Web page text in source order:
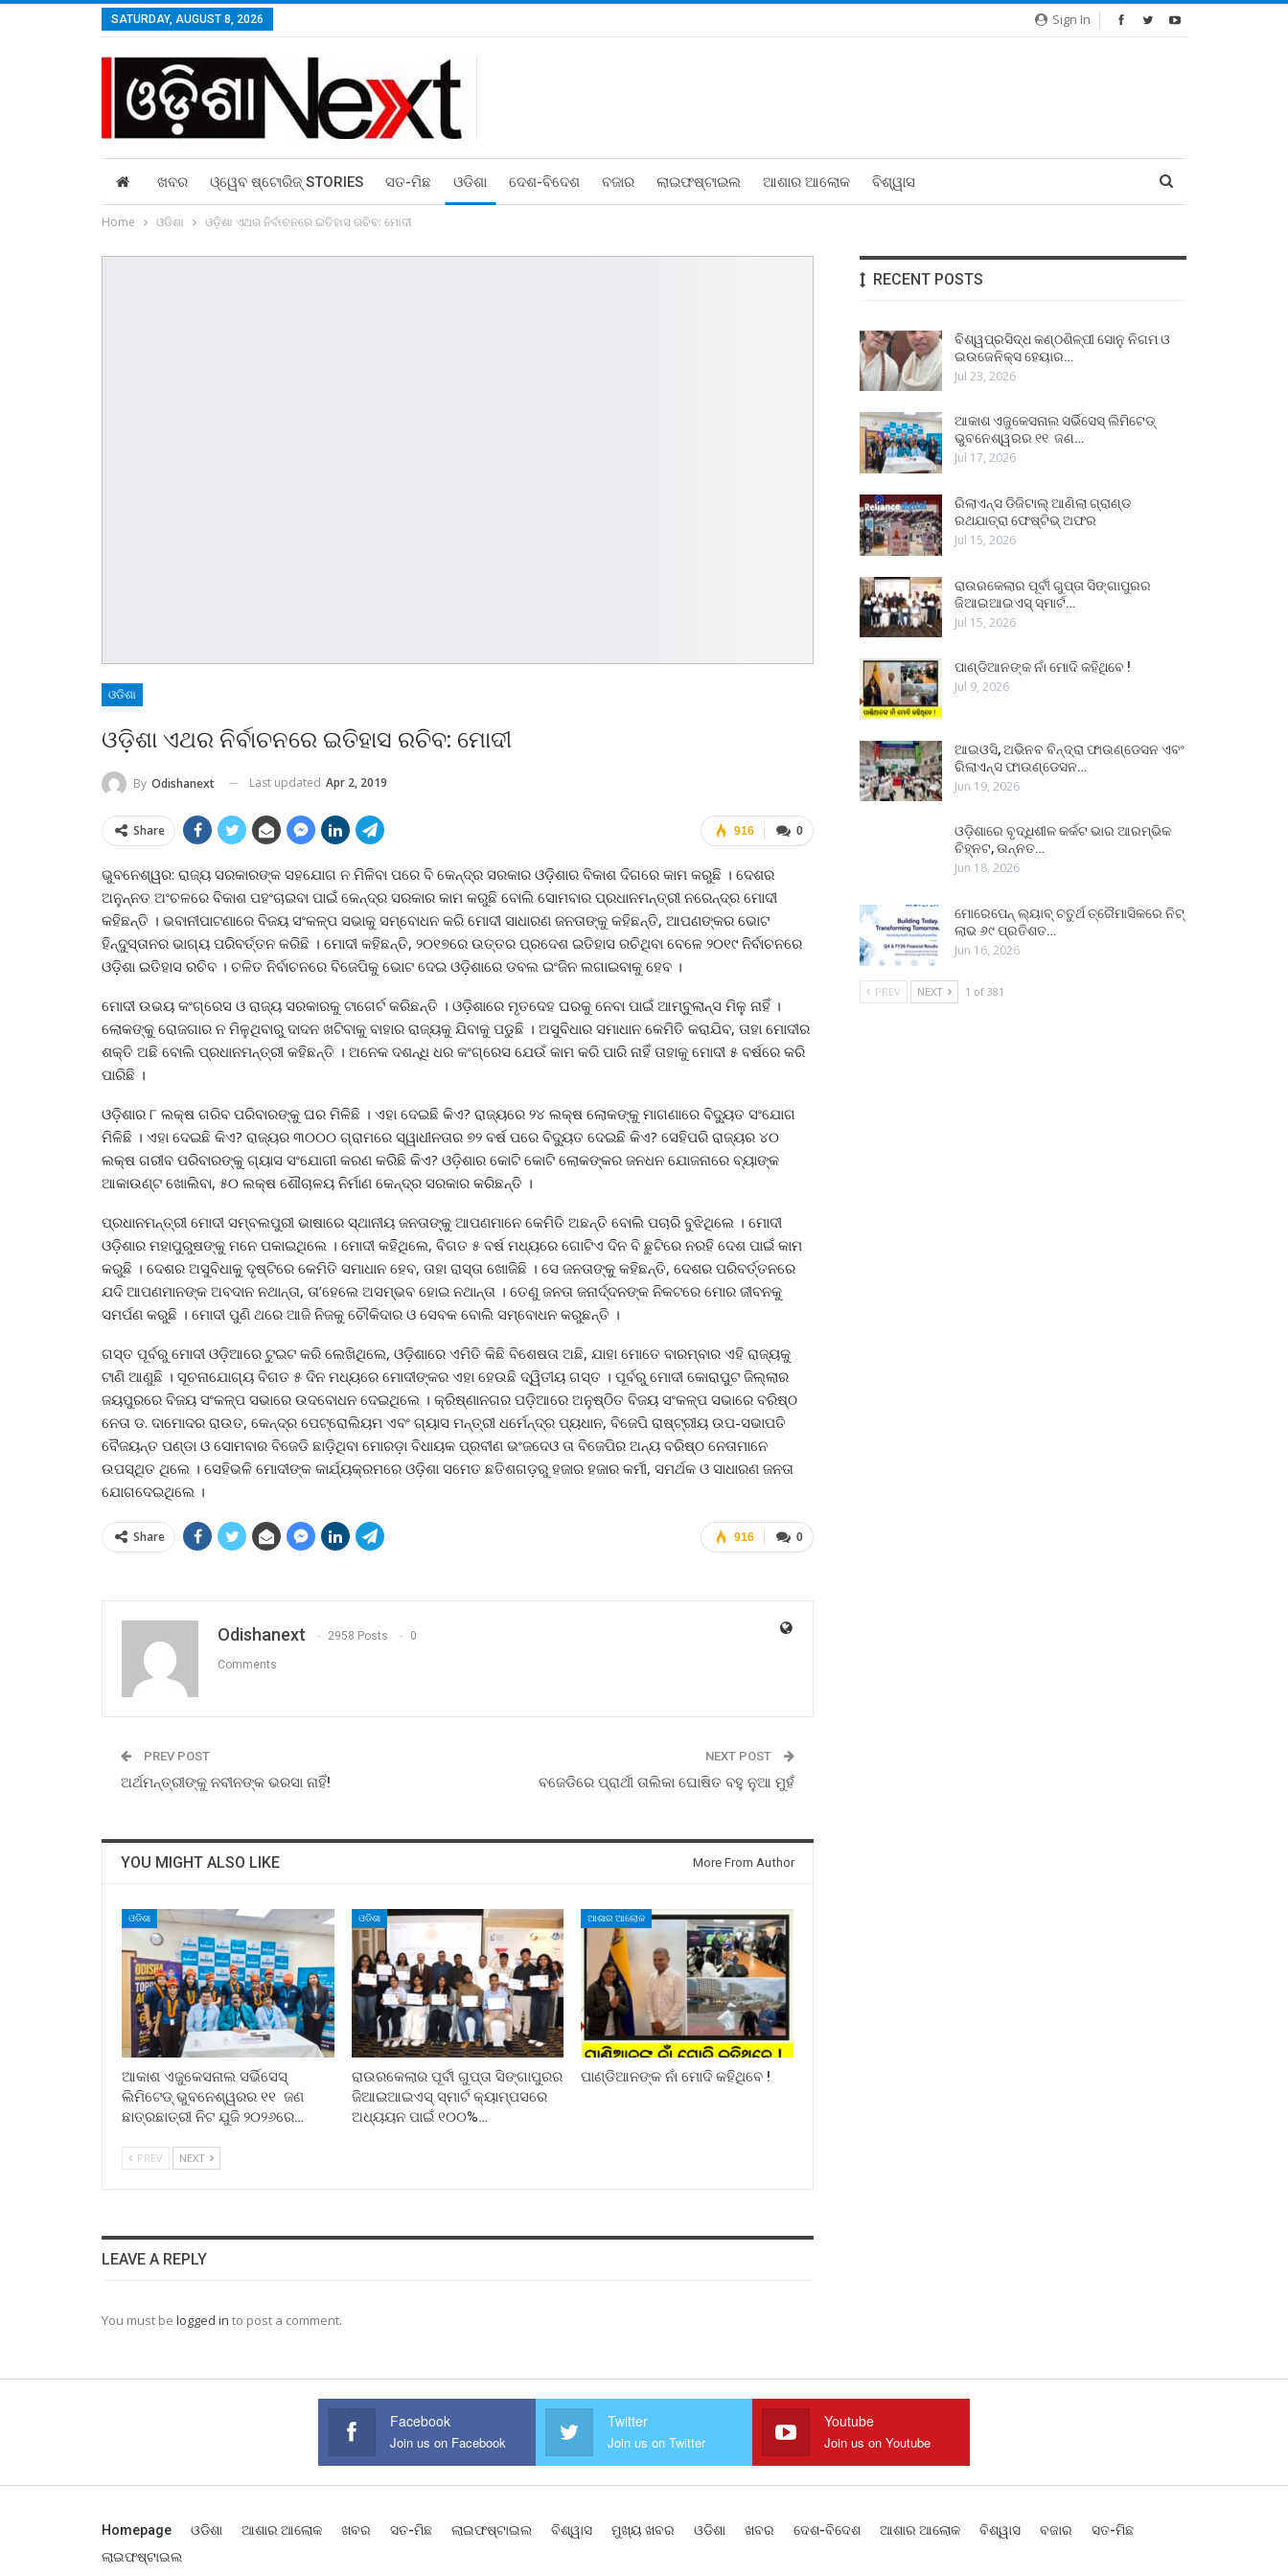
Sign In
SATURDAY, AUGUST 8, 2026
ଖବର ଓ୍ୱେବ ଷ୍ଟୋରିଜ୍‌ STORIES ସତ-ମିଛ ଓଡିଶା ଦେଶ-ବିଦେଶ ବଜାର ଲାଇଫଷ୍ଟାଇଲ ଆଶାର ଆଲୋକ ବିଶ୍ୱାସ
Home ଓଡିଶା ଓଡ଼ିଶା ଏଥର ନିର୍ବାଚନରେ ଇତିହାସ ରଚିବ: ମୋଦୀ
ଓଡିଶା
ଓଡ଼ିଶା ଏଥର ନିର୍ବାଚନରେ ଇତିହାସ ରଚିବ: ମୋଦୀ
By Odishanext Last updated Apr 2, 2019
0
916
Share
ଭୁବନେଶ୍ୱର: ରାଜ୍ୟ ସରକାରଙ୍କ ସହଯୋଗ ନ ମିଳିବା ପରେ ବି କେନ୍ଦ୍ର ସରକାର ଓଡ଼ିଶାର ବିକାଶ ଦିଗରେ କାମ କରୁଛି । ଦେଶର
ଅନୁନ୍ନତ ଅଂଚଳରେ ବିକାଶ ପହଂଚାଇବା ପାଇଁ କେନ୍ଦ୍ର ସରକାର କାମ କରୁଛି ବୋଲି ସୋମବାର ପ୍ରଧାନମନ୍ତ୍ରୀ ନରେନ୍ଦ୍ର ମୋଦୀ
କହିଛନ୍ତି । ଭବାନୀପାଟଣାରେ ବିଜୟ ସଂକଳ୍ପ ସଭାକୁ ସମ୍ବୋଧନ କରି ମୋଦୀ ସାଧାରଣ ଜନତାଙ୍କୁ କହିଛନ୍ତି, ଆପଣଙ୍କର ଭୋଟ
ହିନ୍ଦୁସ୍ତାନର ଭାଗ୍ୟ ପରିବର୍ତ୍ତନ କରିଛି । ମୋଦୀ କହିଛନ୍ତି, ୨୦୧୭ରେ ଉତ୍ତର ପ୍ରଦେଶ ଇତିହାସ ରଚିଥିବା ବେଳେ ୨୦୧୯ ନିର୍ବାଚନରେ
ଓଡ଼ିଶା ଇତିହାସ ରଚିବ । ଚଳିତ ନିର୍ବାଚନରେ ବିଜେପିକୁ ଭୋଟ ଦେଇ ଓଡ଼ିଶାରେ ଡବଲ ଇଂଜିନ ଲଗାଇବାକୁ ହେବ ।
ମୋଦୀ ଉଭୟ କଂଗ୍ରେସ ଓ ରାଜ୍ୟ ସରକାରକୁ ଟାଗେର୍ଟ କରିଛନ୍ତି । ଓଡ଼ିଶାରେ ମୃତଦେହ ଘରକୁ ନେବା ପାଇଁ ଆମ୍ବୁଲାନ୍ସ ମିଳୁ ନାହିଁ ।
ଲୋକଙ୍କୁ ରୋଜଗାର ନ ମିଳୁଥିବାରୁ ଦାଦନ ଖଟିବାକୁ ବାହାର ରାଜ୍ୟକୁ ଯିବାକୁ ପଡୁଛି । ଅସୁବିଧାର ସମାଧାନ କେମିତି କରାଯିବ, ତାହା ମୋଦୀର
ଶକ୍ତି ଅଛି ବୋଲି ପ୍ରଧାନମନ୍ତ୍ରୀ କହିଛନ୍ତି । ଅନେକ ଦଶନ୍ଧି ଧର କଂଗ୍ରେସ ଯେଉଁ କାମ କରି ପାରି ନାହିଁ ତାହାକୁ ମୋଦୀ ୫ ବର୍ଷରେ କରି
ପାରିଛି ।
ଓଡ଼ିଶାର ୮ ଲକ୍ଷ ଗରିବ ପରିବାରଙ୍କୁ ଘର ମିଳିଛି । ଏହା ଦେଇଛି କିଏ? ରାଜ୍ୟରେ ୨୪ ଲକ୍ଷ ଲୋକଙ୍କୁ ମାଗଣାରେ ବିଦ୍ୟୁତ ସଂଯୋଗ
ମିଳିଛି । ଏହା ଦେଇଛି କିଏ? ରାଜ୍ୟର ୩୦୦୦ ଗ୍ରାମରେ ସ୍ୱାଧୀନତାର ୭୨ ବର୍ଷ ପରେ ବିଦ୍ୟୁତ ଦେଇଛି କିଏ? ସେହିପରି ରାଜ୍ୟର ୪୦
ଲକ୍ଷ ଗରୀବ ପରିବାରଙ୍କୁ ଗ୍ୟାସ ସଂଯୋଗୀ କରଣ କରିଛି କିଏ? ଓଡ଼ିଶାର କୋଟି କୋଟି ଲୋକଙ୍କର ଜନଧନ ଯୋଜନାରେ ବ୍ୟାଙ୍କ
ଆକାଉଣ୍ଟ ଖୋଲିବା, ୫୦ ଲକ୍ଷ ଶୌଚାଳୟ ନିର୍ମାଣ କେନ୍ଦ୍ର ସରକାର କରିଛନ୍ତି ।
ପ୍ରଧାନମନ୍ତ୍ରୀ ମୋଦୀ ସମ୍ବଲପୁରୀ ଭାଷାରେ ସ୍ଥାନୀୟ ଜନତାଙ୍କୁ ଆପଣମାନେ କେମିତି ଅଛନ୍ତି ବୋଲି ପଚାରି ବୁଝିଥିଲେ । ମୋଦୀ
ଓଡ଼ିଶାର ମହାପୁରୁଷଙ୍କୁ ମନେ ପକାଇଥିଲେ । ମୋଦୀ କହିଥିଲେ, ବିଗତ ୫ ବର୍ଷ ମଧ୍ୟରେ ଗୋଟିଏ ଦିନ ବି ଛୁଟିରେ ନରହି ଦେଶ ପାଇଁ କାମ
କରୁଛି । ଦେଶର ଅସୁବିଧାକୁ ଦୃଷ୍ଟିରେ କେମିତି ସମାଧାନ ହେବ, ତାହା ରାସ୍ତା ଖୋଜିଛି । ସେ ଜନତାଙ୍କୁ କହିଛନ୍ତି, ଦେଶର ପରିବର୍ତ୍ତନରେ
ଯଦି ଆପଣମାନଙ୍କ ଅବଦାନ ନଥାନ୍ତା, ତା’ହେଲେ ଅସମ୍ଭବ ହୋଇ ନଥାନ୍ତା । ତେଣୁ ଜନତା ଜନାର୍ଦ୍ଦନଙ୍କ ନିକଟରେ ମୋର ଜୀବନକୁ
ସମର୍ପଣ କରୁଛି । ମୋଦୀ ପୁଣି ଥରେ ଆଜି ନିଜକୁ ଚୌକିଦାର ଓ ସେବକ ବୋଲି ସମ୍ବୋଧନ କରୁଛନ୍ତି ।
ଗସ୍ତ ପୂର୍ବରୁ ମୋଦୀ ଓଡ଼ିଆରେ ଟୁଇଟ କରି ଲେଖିଥିଲେ, ଓଡ଼ିଶାରେ ଏମିତି କିଛି ବିଶେଷତା ଅଛି, ଯାହା ମୋତେ ବାରମ୍ବାର ଏହି ରାଜ୍ୟକୁ
ଟାଣି ଆଣୁଛି । ସୂଚନାଯୋଗ୍ୟ ବିଗତ ୫ ଦିନ ମଧ୍ୟରେ ମୋଦୀଙ୍କର ଏହା ହେଉଛି ଦ୍ୱିତୀୟ ଗସ୍ତ । ପୂର୍ବରୁ ମୋଦୀ କୋରାପୁଟ ଜିଲ୍ଲାର
ଜୟପୁରରେ ବିଜୟ ସଂକଳ୍ପ ସଭାରେ ଉଦବୋଧନ ଦେଇଥିଲେ । କ୍ରିଷ୍ଣାନଗର ପଡ଼ିଆରେ ଅନୁଷ୍ଠିତ ବିଜୟ ସଂକଳ୍ପ ସଭାରେ ବରିଷ୍ଠ
ନେତା ଡ. ଦାମୋଦର ରାଉତ, କେନ୍ଦ୍ର ପେଟ୍ରୋଲିୟମ ଏବଂ ଗ୍ୟାସ ମନ୍ତ୍ରୀ ଧର୍ମେନ୍ଦ୍ର ପ୍ୟଧାନ, ବିଜେପି ରାଷ୍ଟ୍ରୀୟ ଉପ-ସଭାପତି
ବୈଜୟନ୍ତ ପଣ୍ଡା ଓ ସୋମବାର ବିଜେଡି ଛାଡ଼ିଥିବା ମୋରଡ଼ା ବିଧାୟକ ପ୍ରବୀଣ ଭଂଜଦେଓ ତା ବିଜେପିର ଅନ୍ୟ ବରିଷ୍ଠ ନେତାମାନେ
ଉପସ୍ଥିତ ଥିଲେ । ସେହିଭଳି ମୋଦୀଙ୍କ କାର୍ଯ୍ୟକ୍ରମରେ ଓଡ଼ିଶା ସମେତ ଛତିଶଗଡ଼ରୁ ହଜାର ହଜାର କର୍ମୀ, ସମର୍ଥକ ଓ ସାଧାରଣ ଜନତା
ଯୋଗଦେଇଥିଲେ ।
0
916
Share
Odishanext 2958 Posts 0
Comments
PREV POST
ଅର୍ଥମନ୍ତ୍ରୀଙ୍କୁ ନବୀନଙ୍କ ଭରସା ନାହିଁ!
NEXT POST
ବଜେଡିରେ ପ୍ରାର୍ଥୀ ତାଲିକା ଘୋଷିତ ବହୁ ନୁଆ ମୁହଁ
YOU MIGHT ALSO LIKE More From Author
ଓଡିଶା
ଆକାଶ ଏଜୁକେସନାଲ ସର୍ଭିସେସ୍
ଲିମିଟେଡ୍ ଭୁବନେଶ୍ୱରର ୧୧ ଜଣ
ଛାତ୍ରଛାତ୍ରୀ ନିଟ ଯୁଜି ୨୦୨୬ରେ…
ଓଡିଶା
ରାଉରକେଲାର ପୂର୍ବୀ ଗୁପ୍ତା ସିଙ୍ଗାପୁରର
ଜିଆଇଆଇଏସ୍ ସ୍ମାର୍ଟ କ୍ୟାମ୍ପସରେ
ଅଧ୍ୟୟନ ପାଇଁ ୧୦୦%…
ଆଶାର ଆଲୋକ
ପାଣ୍ଡିଆନଙ୍କ ନାଁ ମୋଦି କହିଥିବେ !
PREV NEXT
LEAVE A REPLY
You must be logged in to post a comment.
RECENT POSTS
ବିଶ୍ୱପ୍ରସିଦ୍ଧ କଣ୍ଠଶିଳ୍ପୀ ସୋନୁ ନିଗମ ଓ
ଇଉଜେନିକ୍ସ ହେୟାର…
Jul 23, 2026
ଆକାଶ ଏଜୁକେସନାଲ ସର୍ଭିସେସ୍ ଲିମିଟେଡ୍
ଭୁବନେଶ୍ୱରର ୧୧ ଜଣ…
Jul 17, 2026
ରିଲାଏନ୍ସ ଡିଜିଟାଲ୍ ଆଣିଲା ଗ୍ରାଣ୍ଡ
ରଥଯାତ୍ରା ଫେଷ୍ଟିଭ୍ ଅଫର
Jul 15, 2026
ରାଉରକେଲାର ପୂର୍ବୀ ଗୁପ୍ତା ସିଙ୍ଗାପୁରର
ଜିଆଇଆଇଏସ୍ ସ୍ମାର୍ଟ…
Jul 15, 2026
ପାଣ୍ଡିଆନଙ୍କ ନାଁ ମୋଦି କହିଥିବେ !
Jul 9, 2026
ଆଇଓସି, ଅଭିନବ ବିନ୍ଦ୍ରା ଫାଉଣ୍ଡେସନ ଏବଂ
ରିଲାଏନ୍ସ ଫାଉଣ୍ଡେସନ…
Jun 19, 2026
ଓଡ଼ିଶାରେ ବୃଦ୍ଧିଶୀଳ କର୍କଟ ଭାର ଆରମ୍ଭିକ
ଚିହ୍ନଟ, ଉନ୍ନତ…
Jun 18, 2026
ମୋରେପେନ୍ ଲ୍ୟାବ୍ ଚତୁର୍ଥ ତ୍ରୈମାସିକରେ ନିଟ୍
ଲାଭ ୬୯ ପ୍ରତିଶତ…
Jun 16, 2026
PREV NEXT 1 of 381
Facebook
Join us on Facebook
Twitter
Join us on Twitter
Youtube
Join us on Youtube
Homepage ଓଡିଶା ଆଶାର ଆଲୋକ ଖବର ସତ-ମିଛ ଲାଇଫଷ୍ଟାଇଲ ବିଶ୍ୱାସ ମୁଖ୍ୟ ଖବର ଓଡିଶା ଖବର ଦେଶ-ବିଦେଶ ଆଶାର ଆଲୋକ ବିଶ୍ୱାସ ବଜାର
ସତ-ମିଛ
ଲାଇଫଷ୍ଟାଇଲ